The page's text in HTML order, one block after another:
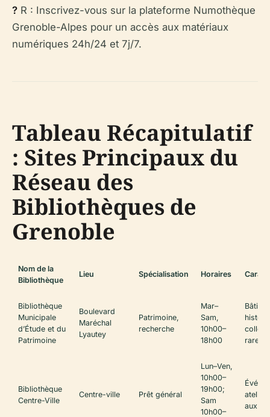
? R : Inscrivez-vous sur la plateforme Numothèque
Grenoble-Alpes pour un accès aux matériaux
numériques 24h/24 et 7j/7.
Tableau Récapitulatif
: Sites Principaux du
Réseau des
Bibliothèques de
Grenoble
Nom de la
Bibliothèque
Lieu Spécialisation Horaires
Bibliothèque
Municipale
d’Étude et du
Patrimoine
Boulevard
Maréchal
Lyautey
Patrimoine,
recherche
Mar–
Sam,
10h00–
18h00
rares
Bibliothèque
Centre-Ville
Centre-ville Prêt général
Lun–Ven,
10h00–
19h00;
Sam
10h00–
aux